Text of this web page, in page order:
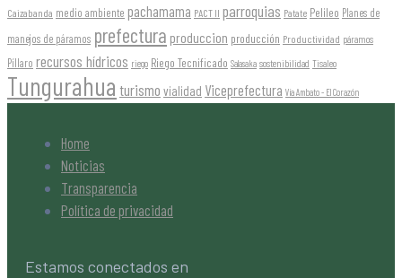
Caizabanda medio ambiente pachamama PACT II parroquias Patate Pelileo Planes de
manejos de páramos prefectura produccion producción Productividad páramos
Píllaro recursos hídricos riego Riego Tecnificado Salasaka sostenibilidad Tisaleo
Tungurahua turismo vialidad Viceprefectura Vía Ambato - El Corazón
Home
Noticias
Transparencia
Política de privacidad
Estamos conectados en